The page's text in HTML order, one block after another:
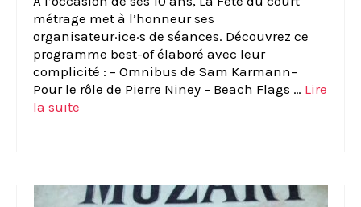
métrage met à l’honneur ses
organisateur·ice·s de séances. Découvrez ce
programme best-of élaboré avec leur
complicité : – Omnibus de Sam Karmann–
Pour le rôle de Pierre Niney – Beach Flags … Lire
la suite­­